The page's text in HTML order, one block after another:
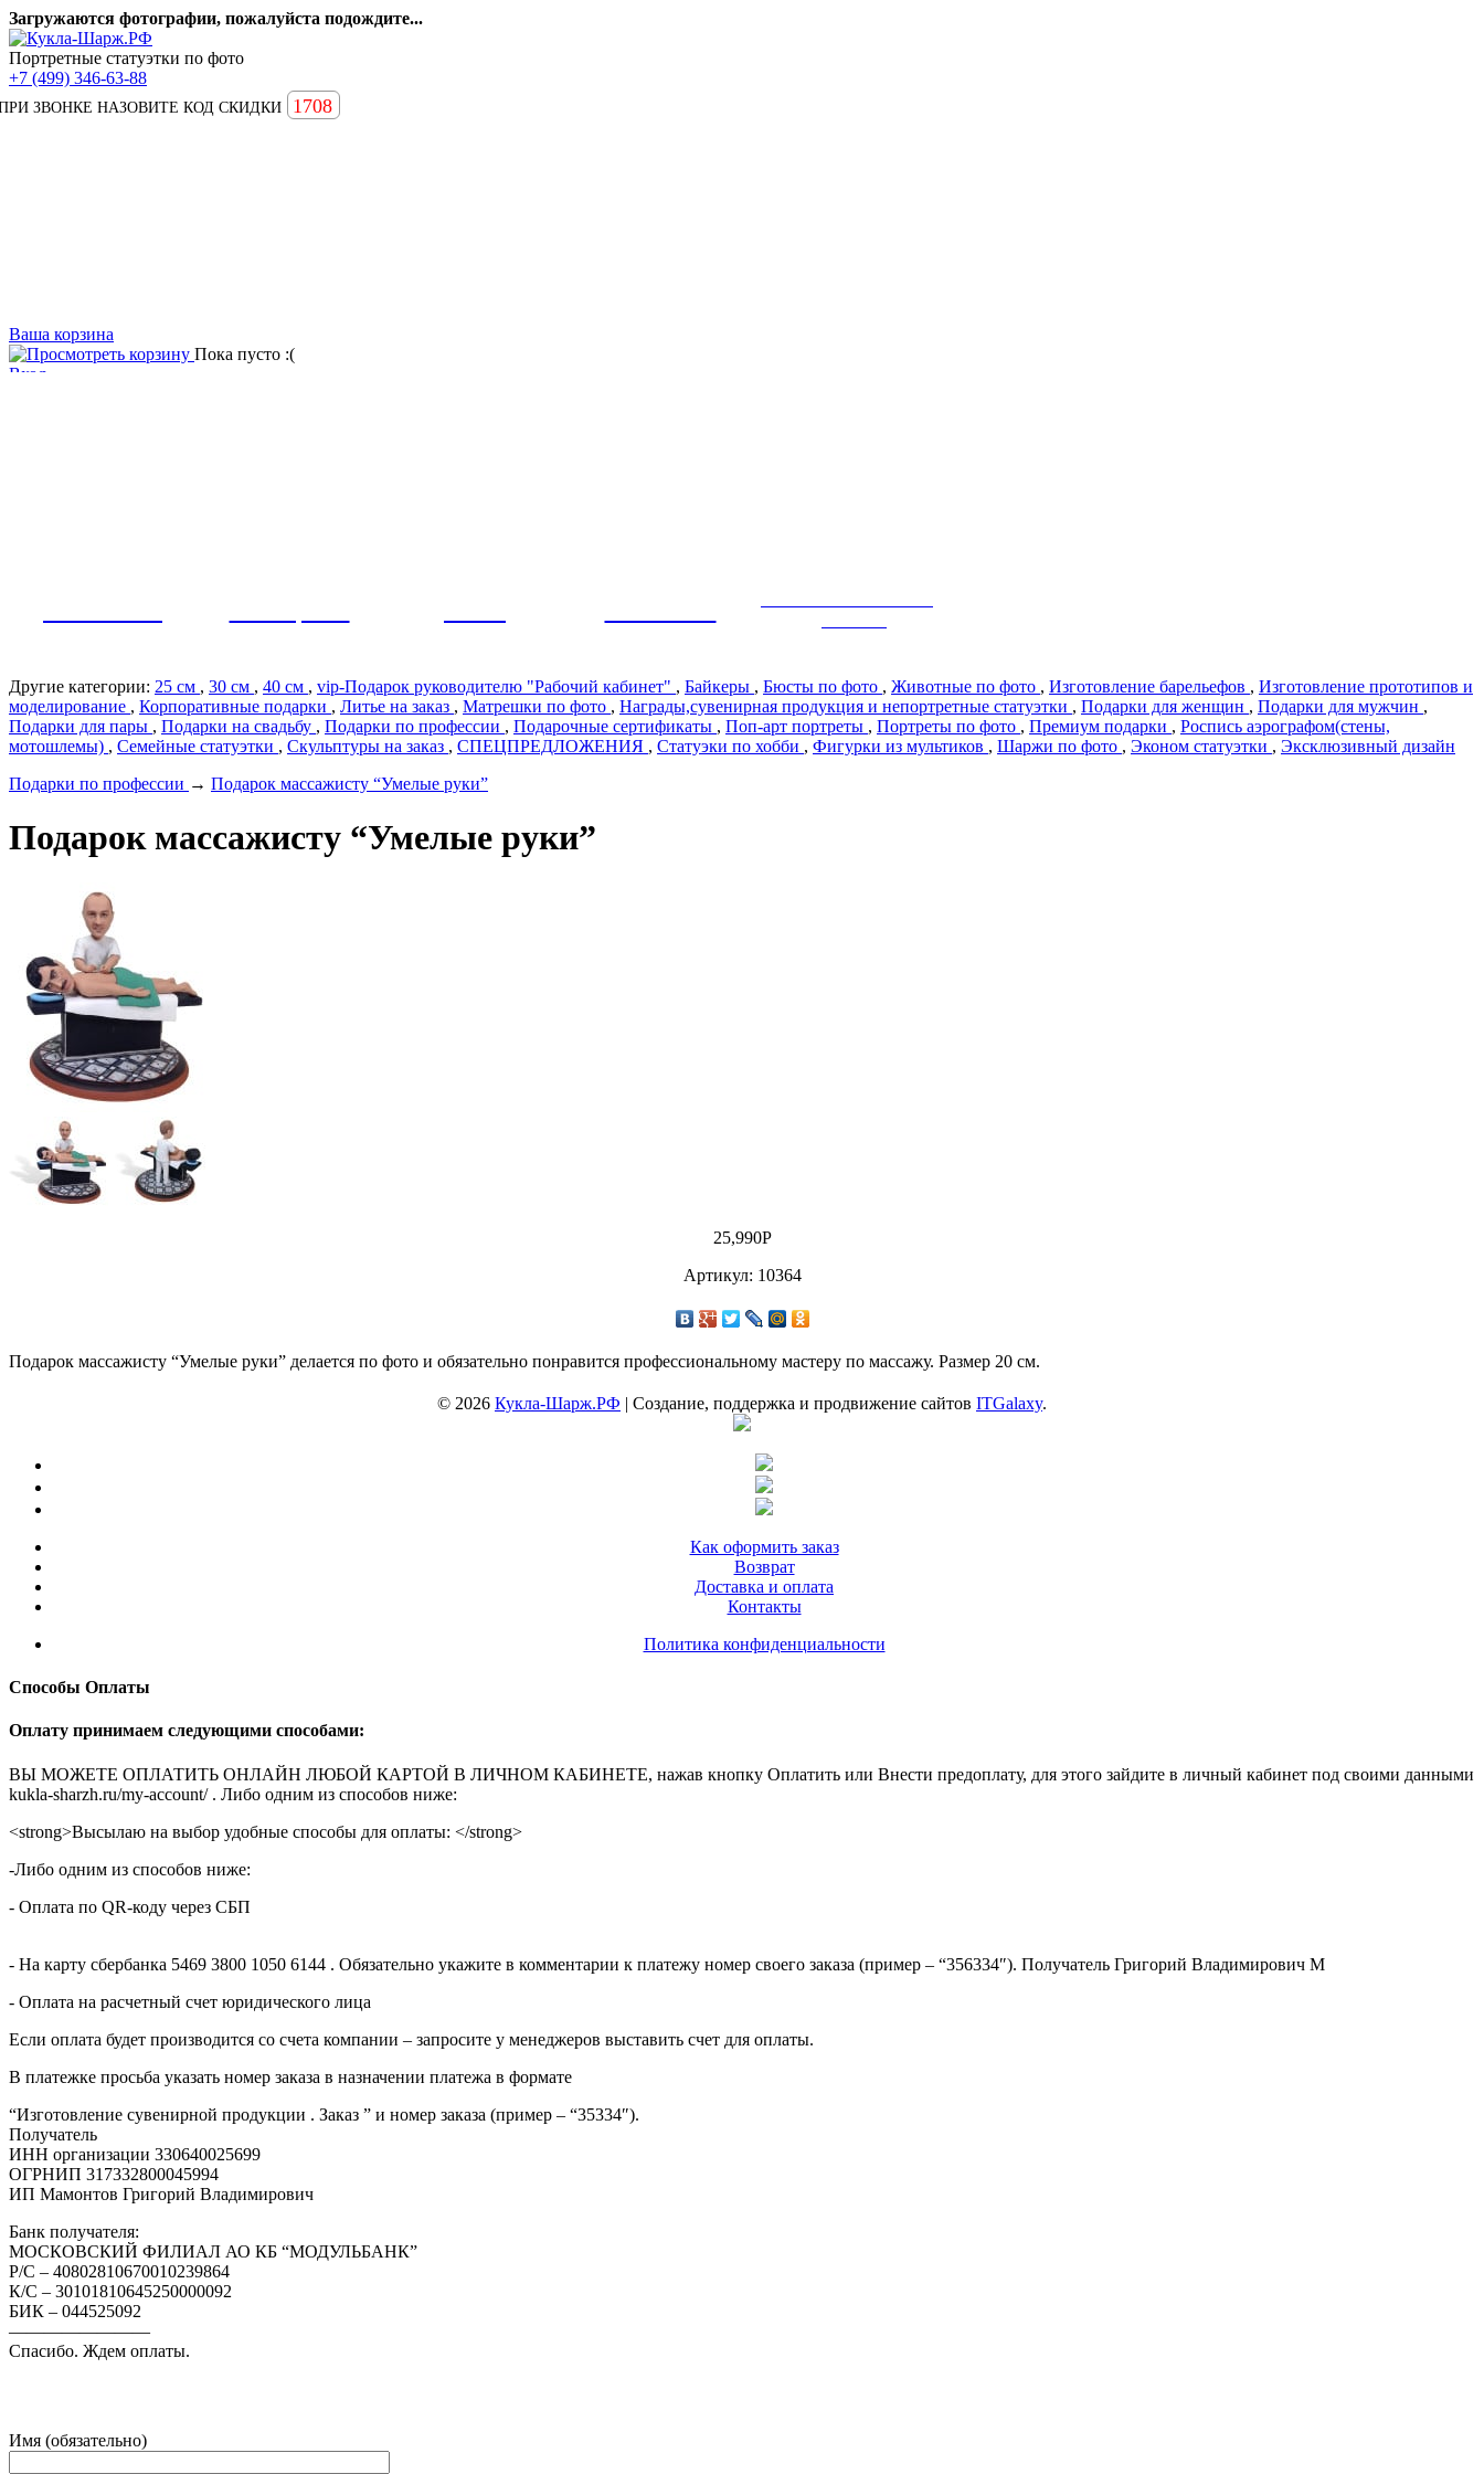
Загружаются фотографии, пожалуйста подождите...
Портретные статуэтки по фото
+7 (499) 346-63-88
ЗВОНКЕ НАЗОВИТЕ КОД СКИДКИ 1708
Ваша корзина
Пока пусто :(
Вход
Другие категории: 25 см , 30 см , 40 см , vip-Подарок руководителю "Рабочий кабинет" , Байкеры , Бюсты по фото , Животные по фото , Изготовление барельефов , Изготовление прототипов и
моделирование , Корпоративные подарки , Литье на заказ , Матрешки по фото , Награды,сувенирная продукция и непортретные статуэтки , Подарки для женщин , Подарки для мужчин ,
Подарки для пары , Подарки на свадьбу , Подарки по профеcсии , Подарочные сертификаты , Поп-арт портреты , Портреты по фото , Премиум подарки , Роспись аэрографом(стены,
мотошлемы) , Семейные статуэтки , Скульптуры на заказ , СПЕЦПРЕДЛОЖЕНИЯ , Статуэки по хобби , Фигурки из мультиков , Шаржи по фото , Эконом статуэтки , Эксклюзивный дизайн
Подарки по профеcсии → Подарок массажисту “Умелые руки”
Подарок массажисту “Умелые руки”
25,990Р
Артикул: 10364
Подарок массажисту “Умелые руки” делается по фото и обязательно понравится профессиональному мастеру по массажу. Размер 20 см.
© 2026 Кукла-Шарж.РФ | Создание, поддержка и продвижение сайтов ITGalaxy.
Как оформить заказ
Возврат
Доставка и оплата
Контакты
Политика конфиденциальности
Способы Оплаты
Оплату принимаем следующими способами:
ВЫ МОЖЕТЕ ОПЛАТИТЬ ОНЛАЙН ЛЮБОЙ КАРТОЙ В ЛИЧНОМ КАБИНЕТЕ, нажав кнопку Оплатить или Внести предоплату, для этого зайдите в личный кабинет под своими данными
kukla-sharzh.ru/my-account/ . Либо одним из способов ниже:
<strong>Высылаю на выбор удобные способы для оплаты: </strong>
-Либо одним из способов ниже:
- Оплата по QR-коду через СБП
- На карту сбербанка 5469 3800 1050 6144 . Обязательно укажите в комментарии к платежу номер своего заказа (пример – “356334″). Получатель Григорий Владимирович М
- Оплата на расчетный счет юридического лица
Если оплата будет производится со счета компании – запросите у менеджеров выставить счет для оплаты.
В платежке просьба указать номер заказа в назначении платежа в формате
“Изготовление сувенирной продукции . Заказ ” и номер заказа (пример – “35334″).
Получатель
ИНН организации 330640025699
ОГРНИП 317332800045994
ИП Мамонтов Григорий Владимирович
Банк получателя:
МОСКОВСКИЙ ФИЛИАЛ АО КБ “МОДУЛЬБАНК”
Р/С – 40802810670010239864
К/С – 30101810645250000092
БИК – 044525092
————————
Спасибо. Ждем оплаты.
Имя (обязательно)